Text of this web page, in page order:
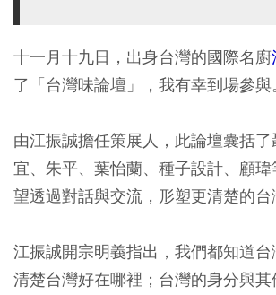
十一月十九日，出身台灣的國際名廚
了「台灣味論壇」，我有幸到場參與
由江振誠擔任策展人，此論壇囊括
宜、朱平、葉怡蘭、種子設計、顧
望透過對話與交流，形塑更清楚的台
江振誠開宗明義指出，我們都知道
清楚台灣好在哪裡；台灣的身分與